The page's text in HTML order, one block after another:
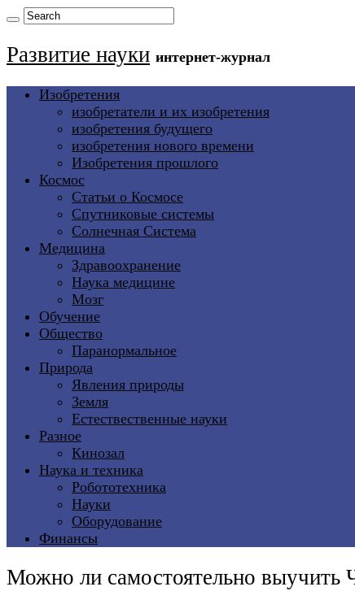
Развитие науки интернет-журнал
Изобретения
изобретатели и их изобретения
изобретения будущего
изобретения нового времени
Изобретения прошлого
Космос
Статьи о Космосе
Спутниковые системы
Солнечная Система
Медицина
Здравоохранение
Наука медицине
Мозг
Обучение
Общество
Паранормальное
Природа
Явления природы
Земля
Естествественные науки
Разное
Кинозал
Наука и техника
Робототехника
Науки
Оборудование
Финансы
Можно ли самостоятельно выучить